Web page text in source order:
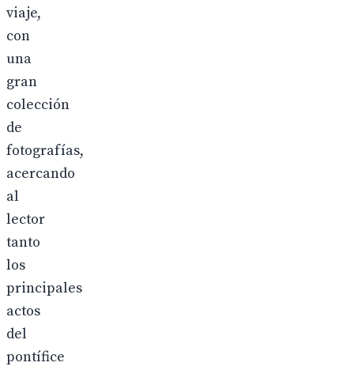
viaje,
con
una
gran
colección
de
fotografías,
acercando
al
lector
tanto
los
principales
actos
del
pontífice